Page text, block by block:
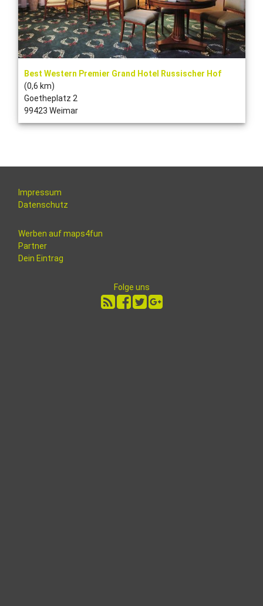
Best Western Premier Grand Hotel Russischer Hof
(0,6 km)
Goetheplatz 2
99423 Weimar
Impressum
Datenschutz
Werben auf maps4fun
Partner
Dein Eintrag
Folge uns